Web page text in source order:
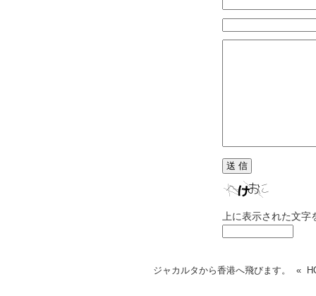
上に表示された文
ジャカルタから香港へ飛びます。 «